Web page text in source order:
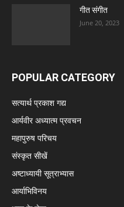
गीत संगीत
June 20, 2023
POPULAR CATEGORY
सत्यार्थ प्रकाश गद्य
आर्यवीर अध्यात्म प्रवचन
महापुरुष परिचय
संस्कृत सीखें
अष्टाध्यायी सूत्राभ्यास
आर्याभिविनय